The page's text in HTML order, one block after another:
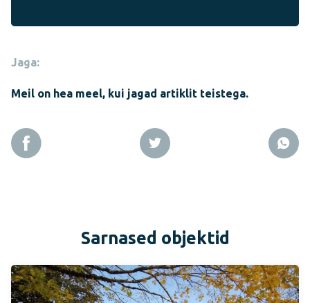
Jaga:
Meil on hea meel, kui jagad artiklit teistega.
Sarnased objektid